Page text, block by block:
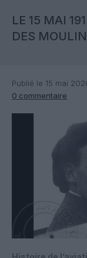
LE 15 MAI
DES
Publié le 15 mai
0 commentaire